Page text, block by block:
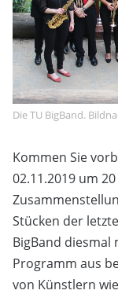
Die TU BigBand.
Kommen Sie
02.11.2019 um
Stücken der
BigBand
Programm aus
von Künstlern